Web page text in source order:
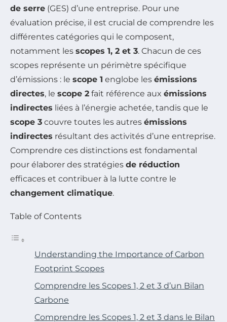
de serre (GES) d’une entreprise. Pour une
évaluation précise, il est crucial de comprendre les
différentes catégories qui le composent,
notamment les scopes 1, 2 et 3. Chacun de ces
scopes représente un périmètre spécifique
d’émissions : le scope 1 englobe les émissions
directes, le scope 2 fait référence aux émissions
indirectes liées à l’énergie achetée, tandis que le
scope 3 couvre toutes les autres émissions
indirectes résultant des activités d’une entreprise.
Comprendre ces distinctions est fondamental
pour élaborer des stratégies de réduction
efficaces et contribuer à la lutte contre le
changement climatique.
Table of Contents
Understanding the Importance of Carbon
Footprint Scopes
Comprendre les Scopes 1, 2 et 3 d’un Bilan
Carbone
Comprendre les Scopes 1, 2 et 3 dans le Bilan